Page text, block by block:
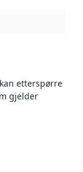
etterspørre
gjelder